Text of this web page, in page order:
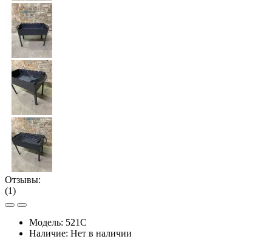
Отзывы:
(1)
Модель: 521С
Наличие: Нет в наличии